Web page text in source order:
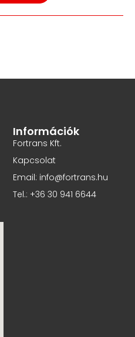
Információk
Fortrans Kft.
Kapcsolat
Email: info@fortrans.hu
Tel.: +36 30 941 6644